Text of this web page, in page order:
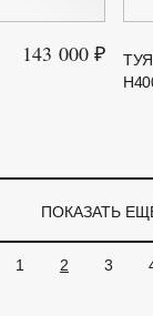
143 000 ₽
ТУЯ
ПОКАЗАТЬ
1 2 3